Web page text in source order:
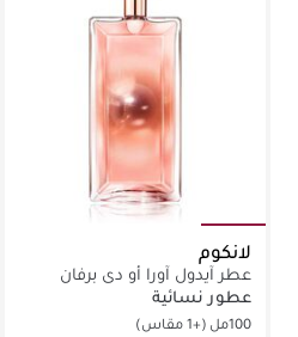
لانكوم
عطر آيدول آورا أو دي برفان
عطور نسائية
100مل (+1 مقاس)